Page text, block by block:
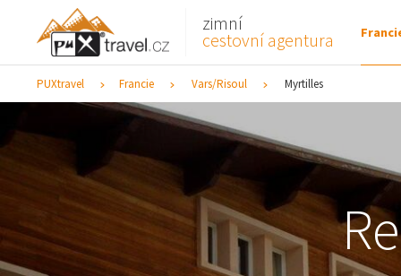
zimní
cestovní agentura
PUXtravel Francie Vars/Risoul Myrtilles